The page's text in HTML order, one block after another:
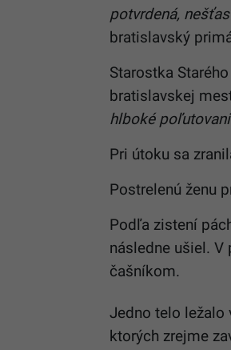
potvrdená,
bratislavský
Starostka
bratislavskej
hlboké
Pri útoku sa
Postrelenú ženu
Podľa zistení
následne ušiel.
čašníkom.
Jedno telo ležalo
ktorých zrejme